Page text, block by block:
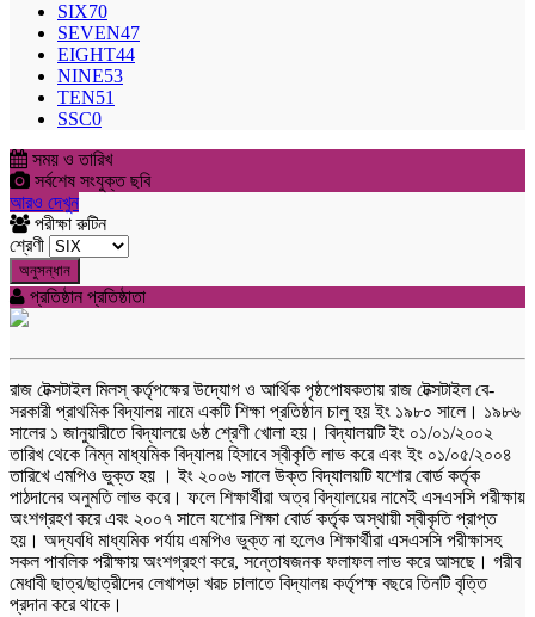
SIX70
SEVEN47
EIGHT44
NINE53
TEN51
SSC0
সময় ও তারিখ
সর্বশেষ সংযুক্ত ছবি
আরও দেখুন
পরীক্ষা রুটিন
শ্রেণী
অনুসন্ধান
প্রতিষ্ঠান প্রতিষ্ঠাতা
রাজ টেক্সটাইল মিলস্ কর্তৃপক্ষের উদ্যোগ ও আর্থিক পৃষ্ঠপোষকতায় রাজ টেক্সটাইল বে-
সরকারী প্রাথমিক বিদ্যালয় নামে একটি শিক্ষা প্রতিষ্ঠান চালু হয় ইং ১৯৮০ সালে। ১৯৮৬
সালের ১ জানুয়ারীতে বিদ্যালয়ে ৬ষ্ঠ শ্রেণী খোলা হয়। বিদ্যালয়টি ইং ০১/০১/২০০২
তারিখ থেকে নিম্ন মাধ্যমিক বিদ্যালয় হিসাবে স্বীকৃতি লাভ করে এবং ইং ০১/০৫/২০০৪
তারিখে এমপিও ভুক্ত হয় । ইং ২০০৬ সালে উক্ত বিদ্যালয়টি যশোর বোর্ড কর্তৃক
পাঠদানের অনুমতি লাভ করে। ফলে শিক্ষার্থীরা অত্র বিদ্যালয়ের নামেই এসএসসি পরীক্ষায়
অংশগ্রহণ করে এবং ২০০৭ সালে যশোর শিক্ষা বোর্ড কর্তৃক অস্থায়ী স্বীকৃতি প্রাপ্ত
হয়। অদ্যবধি মাধ্যমিক পর্যায় এমপিও ভুক্ত না হলেও শিক্ষার্থীরা এসএসসি পরীক্ষাসহ
সকল পাবলিক পরীক্ষায় অংশগ্রহণ করে, সন্তোষজনক ফলাফল লাভ করে আসছে। গরীব
মেধাবী ছাত্র/ছাত্রীদের লেখাপড়া খরচ চালাতে বিদ্যালয় কর্তৃপক্ষ বছরে তিনটি বৃত্তি
প্রদান করে থাকে।